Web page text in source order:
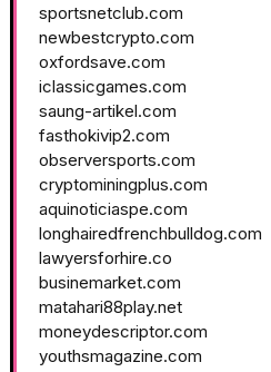
sportsnetclub.com
newbestcrypto.com
oxfordsave.com
iclassicgames.com
saung-artikel.com
fasthokivip2.com
observersports.com
cryptominingplus.com
aquinoticiaspe.com
longhairedfrenchbulldog.com
lawyersforhire.co
businemarket.com
matahari88play.net
moneydescriptor.com
youthsmagazine.com